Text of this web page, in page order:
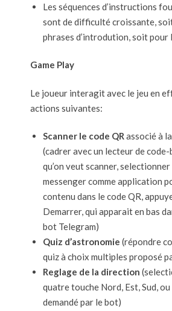
Les séquences d’instructions
sont de difficulté croissante,
phrases d’introdution, soit pour
Game Play
Le joueur interagit avec le jeu en
actions suivantes:
Scanner le code QR associé à
(cadrer avec un lecteur de
qu’on veut scanner,
messenger comme application
contenu dans le code QR,
Demarrer, qui apparait en bas
bot Telegram)
Quiz d’astronomie (répondre
quiz à choix multiples proposé
Reglage de la direction
quatre touche Nord, Est, Sud,
demandé par le bot)